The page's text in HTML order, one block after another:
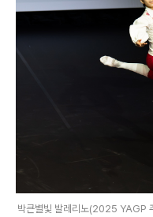
박큰별빛 발레리노(2025 YAGP